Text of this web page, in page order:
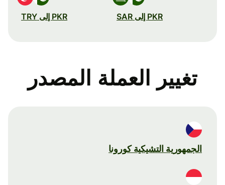
PKR إلى SAR PKR إلى TRY
تغيير العملة المصدر
الجمهورية التشيكية كورونا